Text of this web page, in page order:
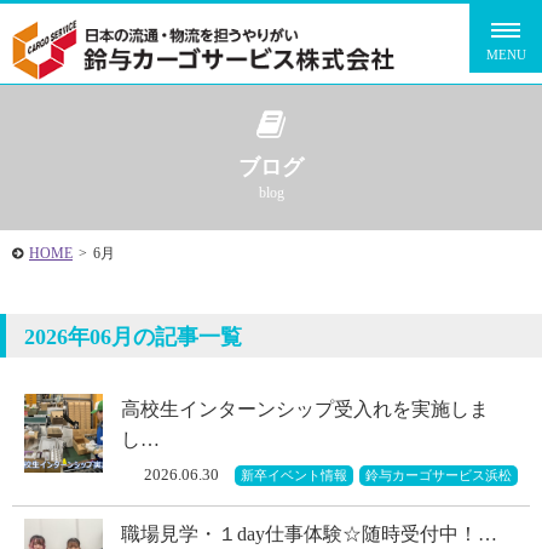
ブログ
blog
HOME > 6月
2026年06月の記事一覧
高校生インターンシップ受入れを実施しま
し…
2026.06.30 新卒イベント情報 鈴与カーゴサービス浜松
職場見学・１day仕事体験☆随時受付中！…